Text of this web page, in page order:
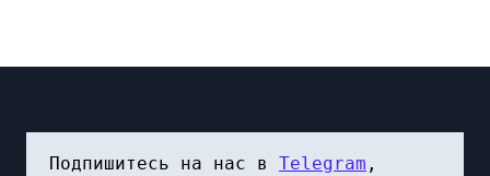
Подпишитесь на нас в Telegram